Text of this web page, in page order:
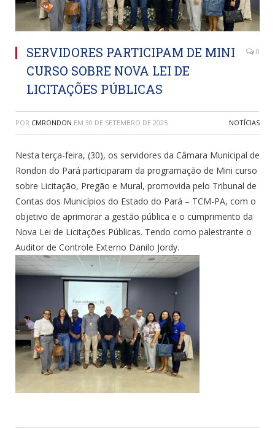
SERVIDORES PARTICIPAM DE MINI
CURSO SOBRE NOVA LEI DE
LICITAÇÕES PÚBLICAS
0
POR CMRONDON EM 30 DE SETEMBRO DE 2025 NOTÍCIAS
Nesta terça-feira, (30), os servidores da Câmara Municipal de
Rondon do Pará participaram da programação de Mini curso
sobre Licitação, Pregão e Mural, promovida pelo Tribunal de
Contas dos Municípios do Estado do Pará – TCM-PA, com o
objetivo de aprimorar a gestão pública e o cumprimento da
Nova Lei de Licitações Públicas. Tendo como palestrante o
Auditor de Controle Externo Danilo Jordy.